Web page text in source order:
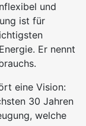
und
ist für
Er nennt
eine Vision:
30 Jahren
welche